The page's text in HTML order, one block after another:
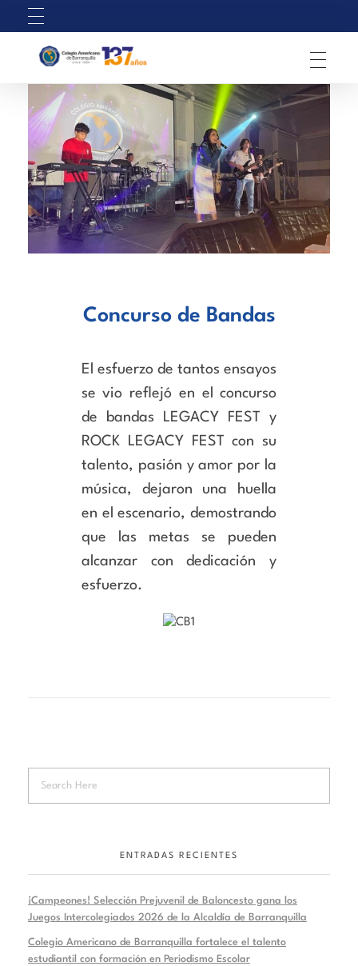
Concurso de Bandas
El esfuerzo de tantos ensayos
se vio reflejó en el concurso
de bandas LEGACY FEST y
ROCK LEGACY FEST con su
talento, pasión y amor por la
música, dejaron una huella
en el escenario, demostrando
que las metas se pueden
alcanzar con dedicación y
esfuerzo.
ENTRADAS RECIENTES
¡Campeones! Selección Prejuvenil de Baloncesto gana los
Juegos Intercolegiados 2026 de la Alcaldía de Barranquilla
Colegio Americano de Barranquilla fortalece el talento
estudiantil con formación en Periodismo Escolar